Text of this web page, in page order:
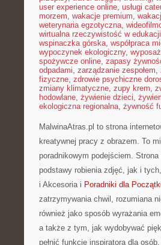
user experience online, usługi
morzem, wakacje premium,
weterynaria egzotyczna,
wirtualna rzeczywistość w edukacji
wspinaczka górska, współpraca
wypoczynek ekologiczny,
spożywcze online, zapasy
odpadami, zarządzanie zespołem,
fizyczne, zdrowie psychiczne
zmiany klimatyczne, zupy krem,
hodowlane, żywienie dzieci,
ekologiczna regionalna, żywność
MalwinaAtras.pl to strona
kreatywnej pracy z obrazem. To
poradnikowym podejściem.
podstawy robienia zdjęć, jak i
i Akcesoria i Poradniki dla
zatrzymywania chwil, rozumiana
również jako sposób wyrażania
a także z tym, jak wydobywać
pełnić funkcję inspiratora dla